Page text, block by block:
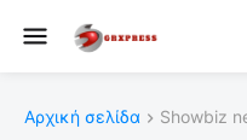
Αρχική σελίδα Showbiz